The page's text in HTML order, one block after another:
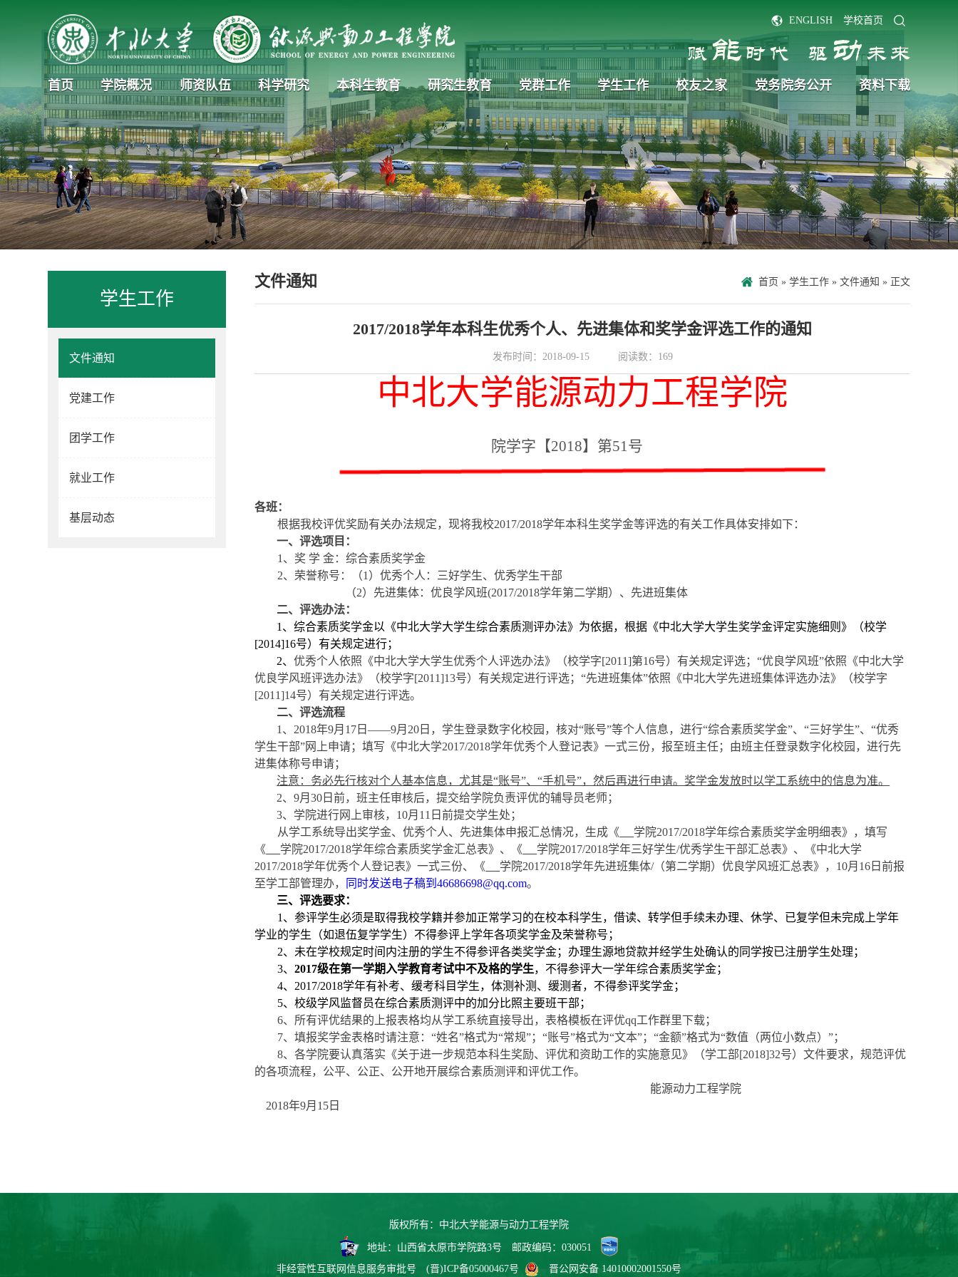
ENGLISH 学校首页
首页 学院概况 师资队伍 科学研究 本科生教育 研究生教育 党群工作 学生工作 校友之家 党务院务公开 资料下载
学生工作
文件通知
党建工作
团学工作
就业工作
基层动态
文件通知 首页 » 学生工作» 文件通知 » 正文
2017/2018学年本科生优秀个人、先进集体和奖学金评选工作的通知
发布时间：2018-09-15 阅读数： 169
中北大学能源动力工程学院
院学字【2018】第51号
各班：
根据我校评优奖励有关办法规定，现将我校201 7/2018学年本科生奖学金等评选的有关工作具体安排如下：
一、评选项目：
1、奖 学 金：综合素质奖学金
2、荣誉称号：（1）优秀个人：三好学生、优秀学生干部
（2）先进集体：优良学风班(2017/2018学年第二学期） 、先进班集体
二、评选办法：
1、综合素质奖学金以《中北大学大学生综合素质测评办法》为依据，根据《中北大学大学生奖学金评定实施细则》（校学
[2014]16号）有关规定进行；
2、优秀个人依照《中北大学大学生优秀个人评选办法》（校学字[2011]第16号）有关规定评选；“优良学风班”依照《中北大学
优良学风班评选办法》（校学字[2011]13号）有关规定进行评选；“先进班集体”依照《中北大学先进班集体评选办法》（校学字
[2011]14号）有关规定进行评选。
二、评选流程
1、2018年9月17日——9月20日，学生登录数字化校园，核对“账号”等个人信息，进行“综合素质奖学金”、“三好学生”、“优秀
学生干部”网上申请；填写《中北大学2017/2018学年优秀个人登记表》一式三份，报至班主任；由班主任登录数字化校园，进行先
进集体称号申请；
注意：务必先行核对个人基本信息，尤其是“账号”、“手机号”，然后再进行申请。奖学金发放时以学工系统中的信息为准。
2、9月30日前，班主任审核后，提交给学院负责评优的辅导员老师；
3、 学院进行网上审核， 10月11日前提交学生处；
从学工系统导出奖学金、优秀个人、先进集体申报汇总情况，生成《
学院2017/2018学年综合素质奖学金明细表》，填写
《
学院2017/2018学年综合素质奖学金汇总表》、《 学院2017/2018学年三好学生/优秀学生干部汇总表》、《中北大学
2017/2018学年优秀个人登记表》一式三份、《
学院2017/2018学年先进班集体/（第二学期）优良学风班汇总表》，10月16日前报
至学工部管理办，
同时发送电子稿到46686698@qq.com。
三、评选要求：
1、参评学生必须是取得我校学籍并参加正常学习的在校本科学生，借读、转学但手续未办理、休学、已复学但未完成上学年
学业的学生 （如退伍复学学生）不得参评上学年各项奖学金及荣誉称号 ；
2、未在学校规定时间内注册的学生不得参评各类奖学金；办理生源地贷款并经学生处确认的同学按已注册学生处理；
3、2017级在第一学期入学教育考试中不及格的学生，不得参评大一学年综合素质奖学金；
4、2017/2018学年有补考、缓考科目学生，体测补测、缓测者，不得参评奖学金；
5、校级学风监督员在综合素质测评中的加分比照主要班干部 ；
6、所有评优结果的上报表格均从学工系统直接导出，表格模板在评优qq工作群里下载；
7、填报奖学金表格时请注意：“姓名”格式为“常规”；“账号”格式为“文本”；“金额”格式为“数值（两位小数点）”；
8、各学院要认真落实《关于进一步规范本科生奖励、评优和资助工作的实施意见》（学工部[2018]32号）文件要求，规范评优
的各项流程，公平、公正、公开地开展综合素质测评和评优工作。
能源动力工程学院
2018年9月15日
版权所有：中北大学能源与动力工程学院
地址：山西省太原市学院路3号 邮政编码：030051
非经营性互联网信息服务审批号 (晋)ICP备05000467号 晋公网安备 14010002001550号